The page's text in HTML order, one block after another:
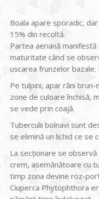
Boala apare sporadic,
15% din recoltă.
Partea aeriană
maturitate când se
uscarea frunzelor bazale.
Pe tulpini, apar răni
zone de culoare închisă,
se vede prin coajă.
Tuberculii bolnavi sunt
se elimină un lichid ce se
La secționare se
crem, asemănătoare cu
timp zona devine roz-
Ciuperca Phytophthora